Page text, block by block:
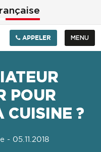
APPELER MENU
POUR
CUISINE ?
- 05.11.2018